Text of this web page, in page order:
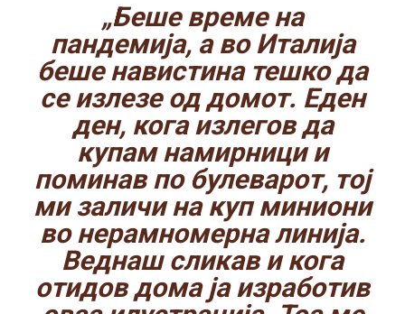
„Беше време на
пандемија, а во Италија
беше навистина тешко да
се излезе од домот. Еден
ден, кога излегов да
купам намирници и
поминав по булеварот, тој
ми заличи на куп миниони
во нерамномерна линија.
Веднаш сликав и кога
отидов дома ја изработив